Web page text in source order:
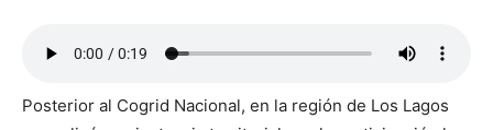
Posterior al Cogrid Nacional, en la región de Los Lagos